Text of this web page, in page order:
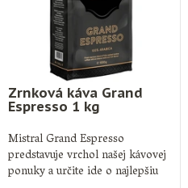
Zrnková káva Grand
Espresso 1 kg
Mistral Grand Espresso
predstavuje vrchol našej kávovej
ponuky a určite ide o najlepšiu